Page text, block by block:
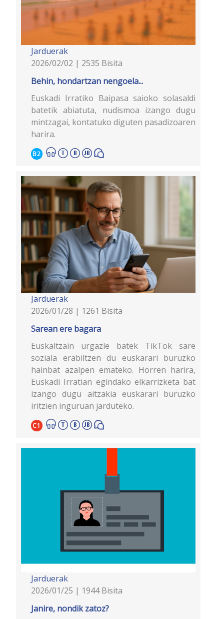
Jarduerak
2026/02/02 | 2535 Bisita
Behin, hondartzan nengoela...
Euskadi Irratiko Baipasa saioko solasaldi
batetik abiatuta, nudismoa izango dugu
mintzagai, kontatuko diguten pasadizoaren
harira.
B2
Jarduerak
2026/01/28 | 1261 Bisita
Sarean ere bagara
Euskaltzain urgazle batek TikTok sare
soziala erabiltzen du euskarari buruzko
hainbat azalpen emateko. Horren harira,
Euskadi Irratian egindako elkarrizketa bat
izango dugu aitzakia euskarari buruzko
iritzien inguruan jarduteko.
C1
Jarduerak
2026/01/25 | 1944 Bisita
Janire, nondik zatoz?